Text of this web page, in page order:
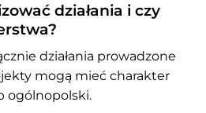
działania i czy
działania prowadzone
mogą mieć charakter
ogólnopolski.